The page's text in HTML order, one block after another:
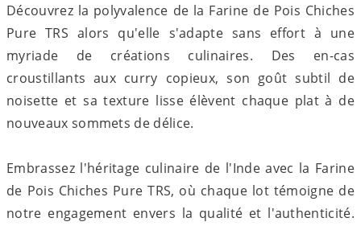
Découvrez la polyvalence de la Farine de Pois Chiches
Pure TRS alors qu'elle s'adapte sans effort à une
myriade de créations culinaires. Des en-cas
croustillants aux curry copieux, son goût subtil de
noisette et sa texture lisse élèvent chaque plat à de
nouveaux sommets de délice.
Embrassez l'héritage culinaire de l'Inde avec la Farine
de Pois Chiches Pure TRS, où chaque lot témoigne de
notre engagement envers la qualité et l'authenticité.